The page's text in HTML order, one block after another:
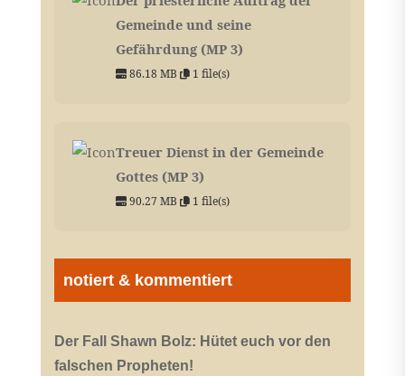
Gemeinde und seine
Gefährdung (MP 3)
86.18 MB 1 file(s)
Treuer Dienst in der Gemeinde
Gottes (MP 3)
90.27 MB 1 file(s)
notiert & kommentiert
Der Fall Shawn Bolz: Hütet euch vor den
falschen Propheten!